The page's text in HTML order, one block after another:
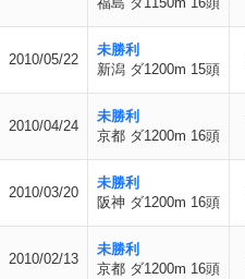
2010/05/22
未勝利
新潟 ダ1200m 15頭
2010/04/24
未勝利
京都 ダ1200m 16頭
2010/03/20
未勝利
阪神 ダ1200m 16頭
2010/02/13
未勝利
京都 ダ1200m 16頭